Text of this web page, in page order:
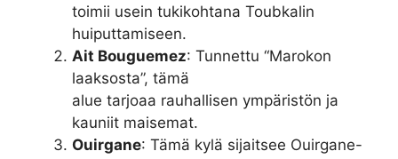
toimii usein tukikohtana Toubkalin
huiputtamiseen.
Ait Bouguemez: Tunnettu “Marokon
laaksosta”, tämä
alue tarjoaa rauhallisen ympäristön ja
kauniit maisemat.
Ouirgane: Tämä kylä sijaitsee Ouirgane-